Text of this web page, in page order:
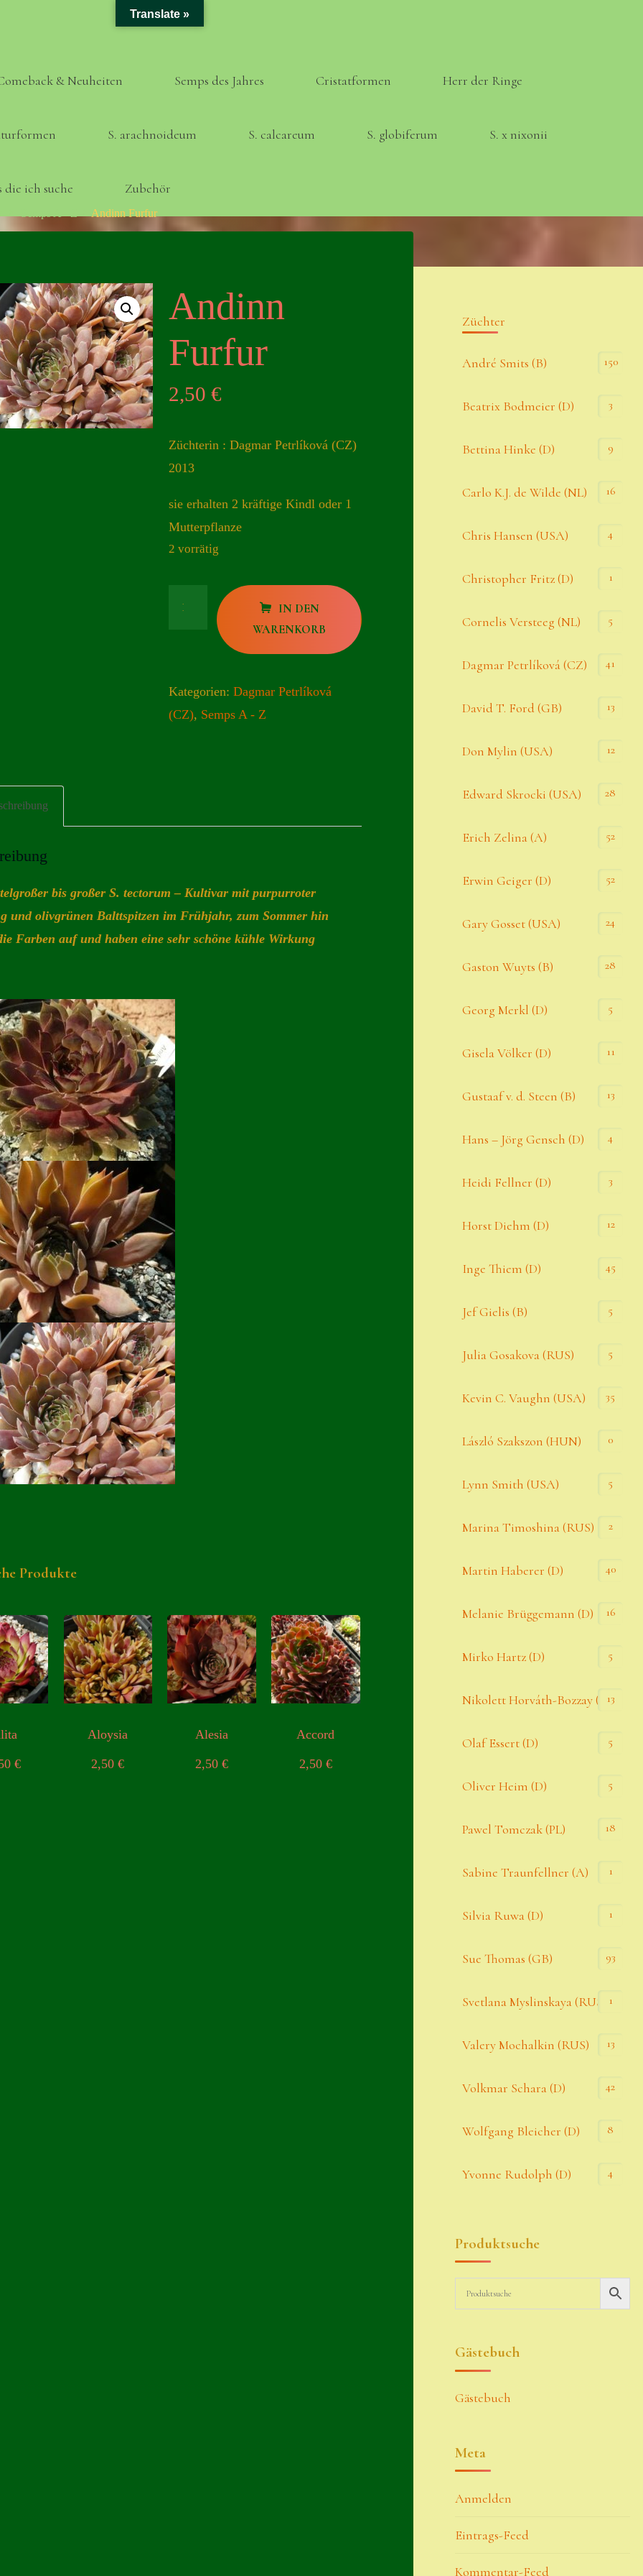
& Neuheiten Semps des Jahres Cristatformen Herr der Ringe
S. arachnoideum S. calcareum S. globiferum S. x nixonii
die ich suche Zubehör
Allgemeine Geschäftsbedingungen
Comeback & Neuheiten
Erster Umgang mit Semps
Semps A - Z Andinn Furfur
Andinn
Furfur
2,50€
Züchterin : Dagmar Petrlíková (CZ)
2013
sie erhalten 2 kräftige Kindl oder 1
Mutterpflanze
2 vorrätig
IN DEN
WARENKORB
Kategorien:Dagmar Petrlíková
(CZ), Semps A - Z
bis großer S. tectorum – Kultivar mit purpurroter
und olivgrünen Balttspitzen im Frühjahr, zum Sommer hin
Farben auf und haben eine sehr schöne kühle Wirkung
Produkte
€
Aloysia
2,50€
Alesia
2,50€
Accord
2,50 €
Züchter
André Smits (B) 150
Beatrix Bodmeier (D) 3
Bettina Hinke (D) 9
Carlo K.J. de Wilde (NL) 16
Chris Hansen (USA) 4
Christopher Fritz (D) 1
Cornelis Versteeg (NL) 5
Dagmar Petrlíková (CZ) 41
David T. Ford (GB) 13
Don Mylin (USA) 12
Edward Skrocki (USA) 28
Erich Zelina (A) 52
Erwin Geiger (D) 52
Gary Gosset (USA) 24
Gaston Wuyts (B) 28
Georg Merkl (D) 5
Gisela Völker (D) 11
Gustaaf v. d. Steen (B) 13
Hans – Jörg Gensch (D) 4
Heidi Fellner (D) 3
Horst Diehm (D) 12
Inge Thiem (D) 45
Jef Gielis (B) 5
Julia Gosakova (RUS) 5
Kevin C. Vaughn (USA) 35
László Szakszon (HUN) 0
Lynn Smith (USA) 5
Marina Timoshina (RUS) 2
Martin Haberer (D) 40
Melanie Brüggemann (D) 16
Mirko Hartz (D) 5
Nikolett Horváth-Bozzay (A)13
Olaf Essert (D) 5
Oliver Heim (D) 5
Pawel Tomczak (PL) 18
Sabine Traunfellner (A) 1
Silvia Ruwa (D) 1
Sue Thomas (GB) 93
Svetlana Myslinskaya (RUS) 1
Valery Mochalkin (RUS) 13
Volkmar Schara (D) 42
Wolfgang Bleicher (D) 8
Yvonne Rudolph (D) 4
Produktsuche
Gästebuch
Gästebuch
Meta
Anmelden
Eintrags-Feed
Kommentar-Feed
Translate »